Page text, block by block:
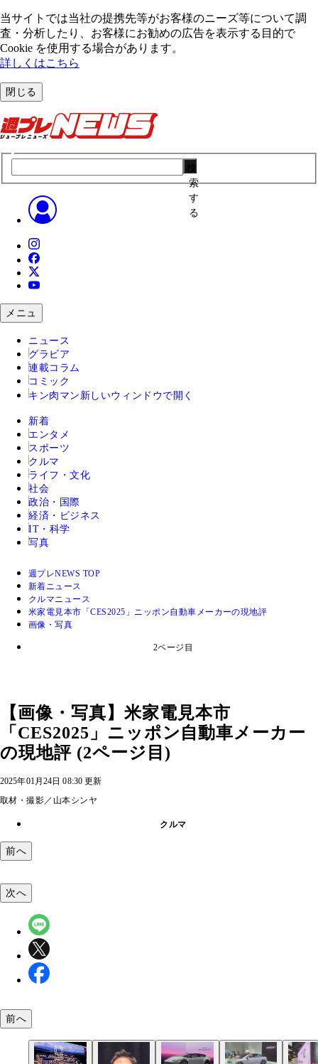
当サイトでは当社の提携先等がお客様のニーズ等について調
査・分析したり、お客様にお勧めの広告を表⽰する⽬的で
Cookie を使⽤する場合があります。
詳しくはこちら
閉じる
索
す
る
メニュ
ニュース
グラビア
連載コラム
コミック
キン肉マン 新しいウィンドウで開く
新着
エンタメ
スポーツ
クルマ
ライフ・文化
社会
政治・国際
経済・ビジネス
IT・科学
写真
週プレNEWS TOP
新着ニュース
クルマニュース
米家電見本市「CES2025」ニッポン自動車メーカーの現地評
画像・写真
2ページ目
【画像・写真】米家電見本市
「CES2025」ニッポン自動車メーカー
の現地評 (2ページ目)
2025年01月24日 08:30 更新
取材・撮影／山本シンヤ
クルマ
前へ
次へ
前へ